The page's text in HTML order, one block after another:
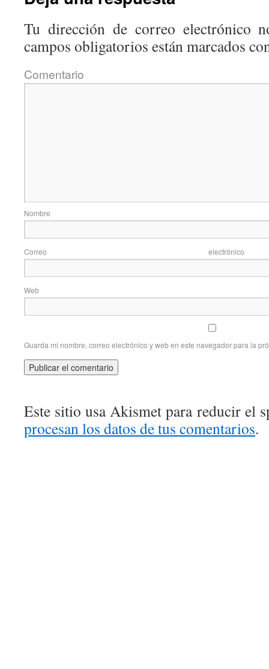
Tu dirección de correo electrónico
campos obligatorios están marcados
Correo
Web
Guarda mi nombre, correo electrónico y web en este navegador para la
Este sitio usa Akismet para reducir el
procesan los datos de tus comentarios.